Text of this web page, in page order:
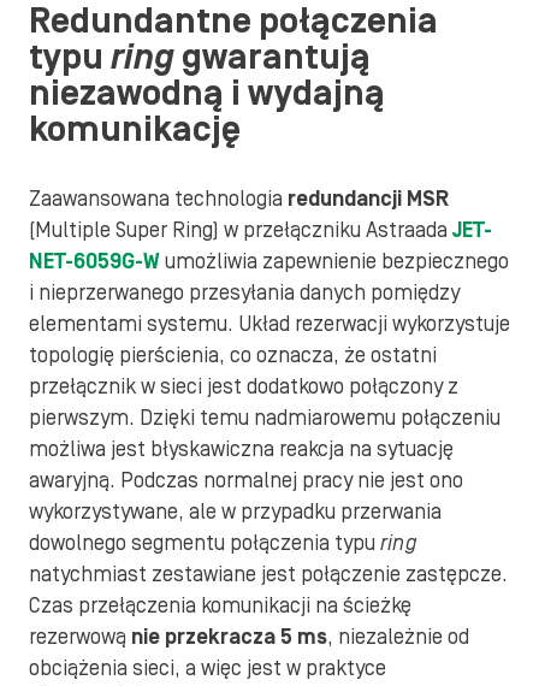
Redundantne połączenia
typu ring gwarantują
niezawodną i wydajną
komunikację
Zaawansowana technologia redundancji MSR
(Multiple Super Ring) w przełączniku Astraada JET-
NET-6059G-Wumożliwia zapewnienie bezpiecznego
i nieprzerwanego przesyłania danych pomiędzy
elementami systemu. Układ rezerwacji wykorzystuje
topologię pierścienia, co oznacza, że ostatni
przełącznik w sieci jest dodatkowo połączony z
pierwszym. Dzięki temu nadmiarowemu połączeniu
możliwa jest błyskawiczna reakcja na sytuację
awaryjną. Podczas normalnej pracy nie jest ono
wykorzystywane, ale w przypadku przerwania
dowolnego segmentu połączenia typu ring
natychmiast zestawiane jest połączenie zastępcze.
Czas przełączenia komunikacji na ścieżkę
rezerwową nie przekracza 5 ms, niezależnie od
obciążenia sieci, a więc jest w praktyce